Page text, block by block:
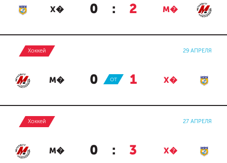
Х� 0 : 2 М�
Хоккей 29 АПРЕЛЯ
М� 0 : 1 Х�
ОТ
Хоккей 27 АПРЕЛЯ
М� 0 : 3 Х�